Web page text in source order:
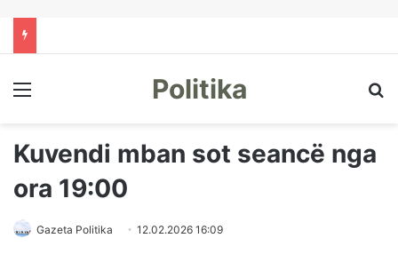
Menu Politika
Kuvendi mban sot seancë nga
ora 19:00
Gazeta Politika 12.02.2026 16:09